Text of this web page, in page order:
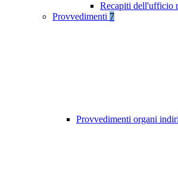
Recapiti dell'ufficio
Provvedimenti 7
Provvedimenti organi